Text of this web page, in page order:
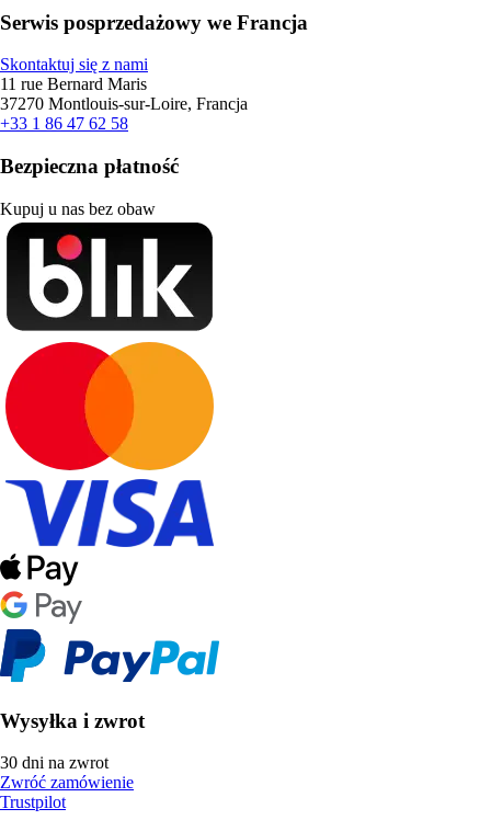
Serwis posprzedażowy we Francja
Skontaktuj się z nami
11 rue Bernard Maris
37270 Montlouis-sur-Loire, Francja
+33 1 86 47 62 58
Bezpieczna płatność
Kupuj u nas bez obaw
Wysyłka i zwrot
30 dni na zwrot
Zwróć zamówienie
Trustpilot